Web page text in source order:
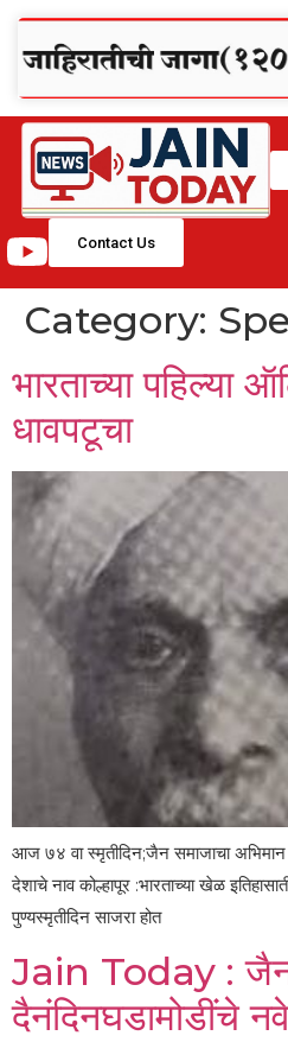
Contact Us
Category:
भारताच्या पहिल्या
धावपटूचा
आज ७४ वा स्मृतीदिन;जैन समाजाचा
देशाचे नाव कोल्हापूर :भारताच्या खेळ
पुण्यस्मृतीदिन साजरा होत
Jain Today : जैन
दैनंदिनघडामोडींचे